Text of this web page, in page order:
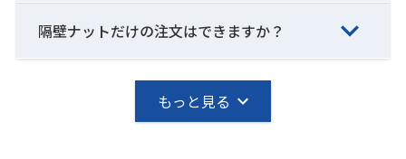
隔壁ナットだけの注文はできますか？
もっと見る